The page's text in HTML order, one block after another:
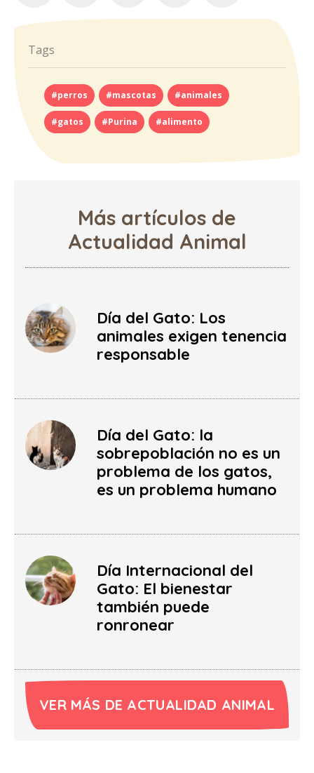
Tags
#perros #mascotas #animales
#gatos #Purina #alimento
Más artículos de
Actualidad Animal
Día del Gato: Los
animales exigen tenencia
responsable
Día del Gato: la
sobrepoblación no es un
problema de los gatos,
es un problema humano
Día Internacional del
Gato: El bienestar
también puede
ronronear
VER MÁS DE ACTUALIDAD ANIMAL